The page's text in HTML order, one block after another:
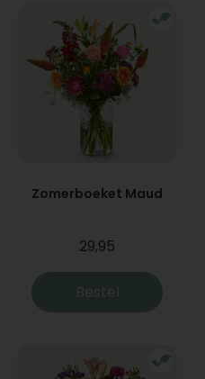
Zomerboeket Maud
29,95
Bestel